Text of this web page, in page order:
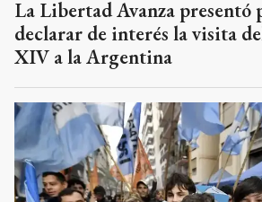
La Libertad Avanza presentó
declarar de interés la visita
XIV a la Argentina